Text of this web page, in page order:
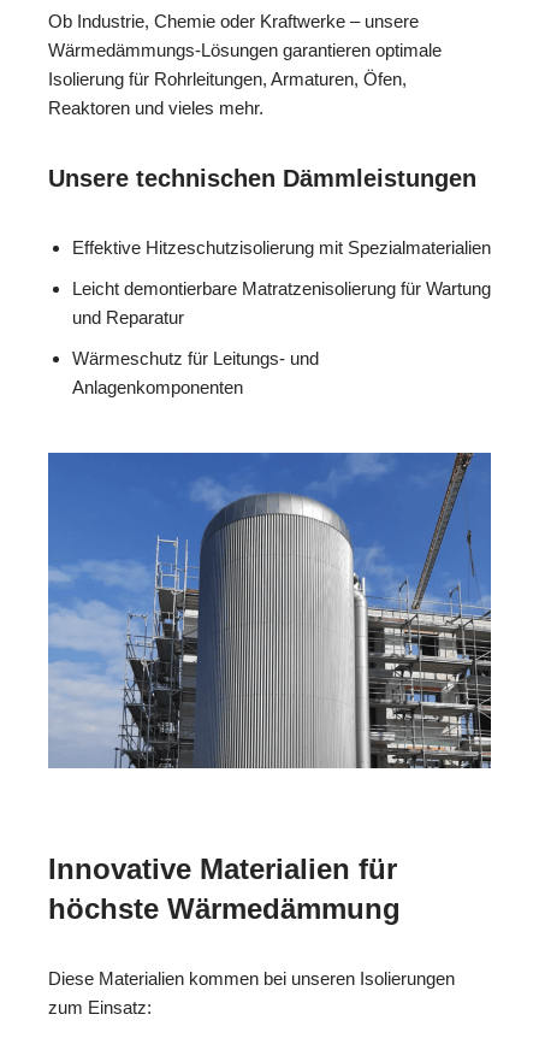
Ob Industrie, Chemie oder Kraftwerke – unsere
Wärmedämmungs-Lösungen garantieren optimale
Isolierung für Rohrleitungen, Armaturen, Öfen,
Reaktoren und vieles mehr.
Unsere technischen Dämmleistungen
Effektive Hitzeschutzisolierung mit Spezialmaterialien
Leicht demontierbare Matratzenisolierung für Wartung
und Reparatur
Wärmeschutz für Leitungs- und
Anlagenkomponenten
Innovative Materialien für
höchste Wärmedämmung
Diese Materialien kommen bei unseren Isolierungen
zum Einsatz: